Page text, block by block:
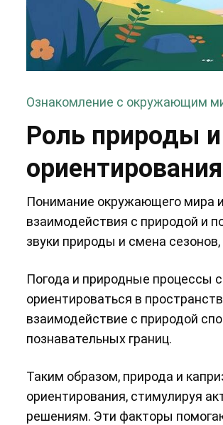
Ознакомление с окружающим
Роль природы
Понимание окружающего мира
взаимодействия с природой и
звуки природы и смена
Погода и природные процессы
ориентироваться в
взаимодействие с природой
познавательных границ.
Таким образом, природа и
ориентирования, стимулируя
решениям. Эти факторы